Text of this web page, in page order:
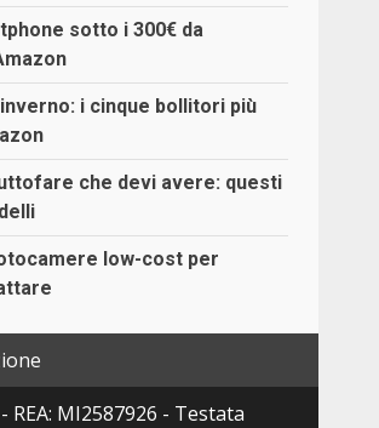
sotto i 300€ da
i cinque bollitori più
che devi avere: questi
low-cost per
MI2587926 - Testata